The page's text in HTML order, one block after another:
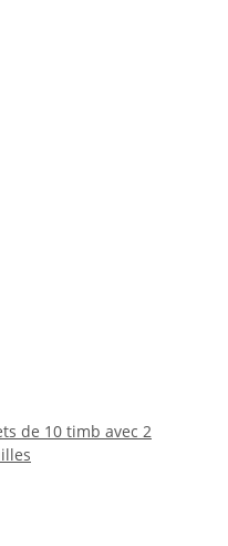
de 10 timb avec 2